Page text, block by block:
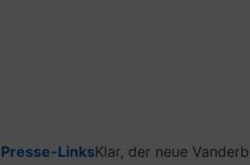
LinksKlar, der neue